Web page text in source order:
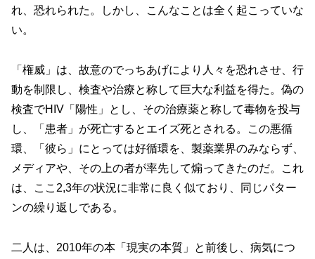
れ、恐れられた。しかし、こんなことは全く起こっていな
い。
「権威」は、故意のでっちあげにより人々を恐れさせ、行
動を制限し、検査や治療と称して巨大な利益を得た。偽の
検査でHIV「陽性」とし、その治療薬と称して毒物を投与
し、「患者」が死亡するとエイズ死とされる。この悪循
環、「彼ら」にとっては好循環を、製薬業界のみならず、
メディアや、その上の者が率先して煽ってきたのだ。これ
は、ここ2,3年の状況に非常に良く似ており、同じパター
ンの繰り返しである。
二人は、2010年の本「現実の本質」と前後し、病気につ